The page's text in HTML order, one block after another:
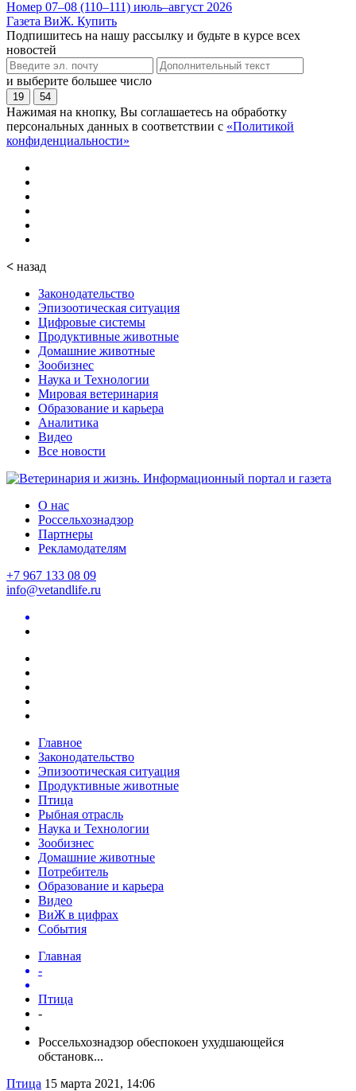
Номер 07–08 (110–111) июль–август 2026
Газета ВиЖ. Купить
Подпишитесь на нашу рассылку и будьте в курсе всех
новостей
и выберите большее число
19 54
Нажимая на кнопку, Вы соглашаетесь на обработку
персональных данных в соответствии с «Политикой
конфиденциальности»
< назад
Законодательство
Эпизоотическая ситуация
Цифровые системы
Продуктивные животные
Домашние животные
Зообизнес
Наука и Технологии
Мировая ветеринария
Образование и карьера
Аналитика
Видео
Все новости
О нас
Россельхознадзор
Партнеры
Рекламодателям
+7 967 133 08 09
info@vetandlife.ru
Главное
Законодательство
Эпизоотическая ситуация
Продуктивные животные
Птица
Рыбная отрасль
Наука и Технологии
Зообизнес
Домашние животные
Потребитель
Образование и карьера
Видео
ВиЖ в цифрах
События
Главная
-
Птица
-
Россельхознадзор обеспокоен ухудшающейся
обстановк...
Птица 15 марта 2021, 14:06